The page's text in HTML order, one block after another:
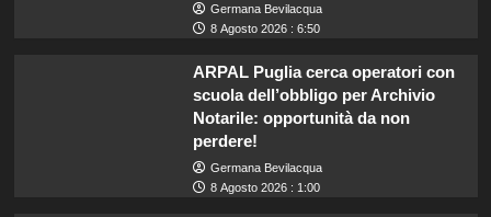
Germana Bevilacqua
8 Agosto 2026 : 6:50
ARPAL Puglia cerca operatori con
scuola dell’obbligo per Archivio
Notarile: opportunità da non
perdere!
Germana Bevilacqua
8 Agosto 2026 : 1:00